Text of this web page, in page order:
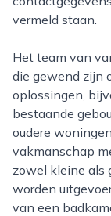
vermeld staan.
Het team van van rooij - krijnen bestaat uit vakmensen
die gewend zijn
oplossingen,
bestaande
oudere
vakmanschap
zowel kleine als
worden
van een